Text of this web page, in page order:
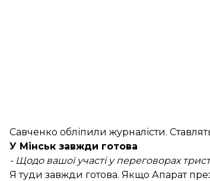
Савченко обліпили журналісти.
У Мінськ завжди готова
- Щодо вашої участі у переговорах
Я туди завжди готова. Якщо Апарат